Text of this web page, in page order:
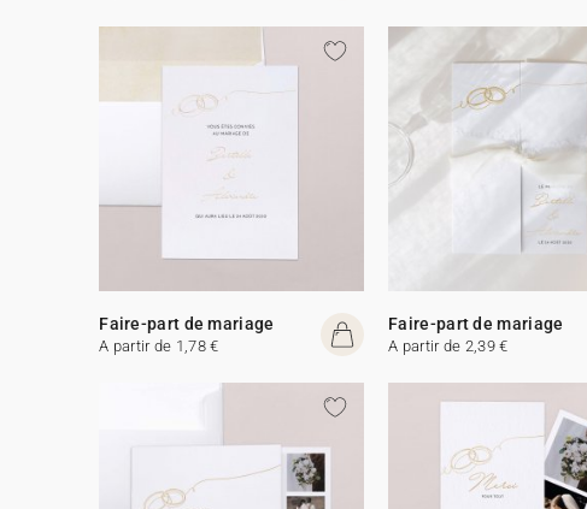
Faire-part de mariage
A partir de 1,78 €
Faire-part de mariage
A partir de 2,39 €